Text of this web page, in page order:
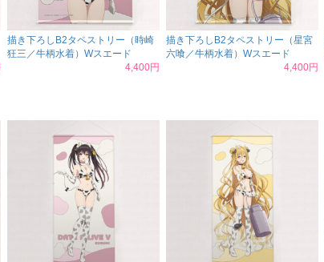
描き下ろしB2タペストリー（時崎
狂三／牛柄水着）Wスエード
4,400円
描き下ろしB2タペストリー（星宮
六喰／牛柄水着）Wスエード
4,400円